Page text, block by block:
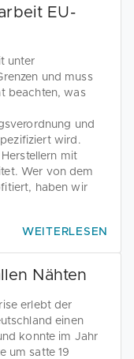
EU-
unter
und muss
beachten, was
und
wird.
mit
Wer von dem
haben wir
WEITERLESEN
Nähten
erlebt der
einen
konnte im Jahr
um satte 19